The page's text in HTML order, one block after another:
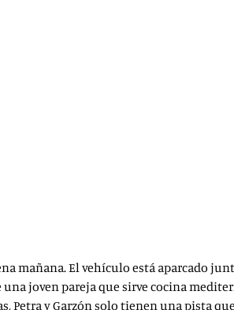
mañana. El vehículo está aparcado
joven pareja que sirve cocina
Petra y Garzón solo tienen una pista